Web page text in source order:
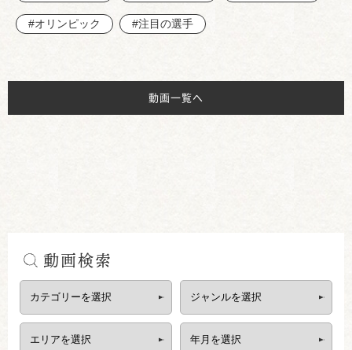
#オリンピック #注目の選手
動画一覧へ
動画検索